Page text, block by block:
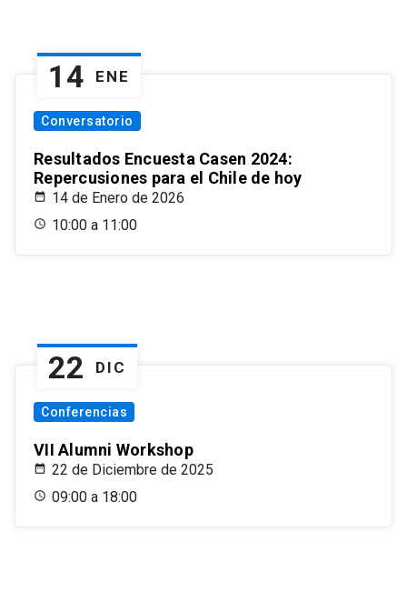
14 ENE
Conversatorio
Resultados Encuesta Casen 2024:
Repercusiones para el Chile de hoy
14 de Enero de 2026
10:00 a 11:00
22 DIC
Conferencias
VII Alumni Workshop
22 de Diciembre de 2025
09:00 a 18:00